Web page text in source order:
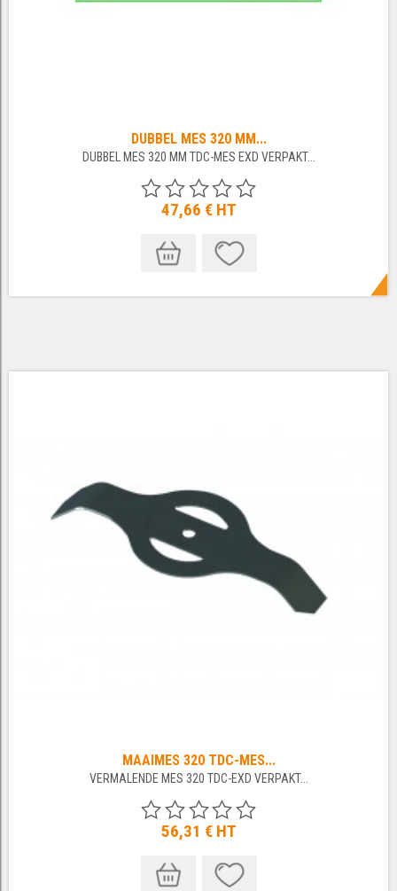
DUBBEL MES 320 MM...
DUBBEL MES 320 MM TDC-MES EXD VERPAKT...
47,66 € HT
MAAIMES 320 TDC-MES...
VERMALENDE MES 320 TDC-EXD VERPAKT...
56,31 € HT